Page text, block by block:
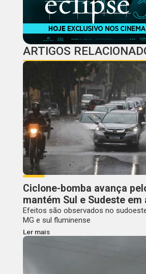
ARTIGOS
Ciclone-bomba avança
mantém Sul e Sudeste em
Efeitos são observados no
MG e sul fluminense
Ler mais